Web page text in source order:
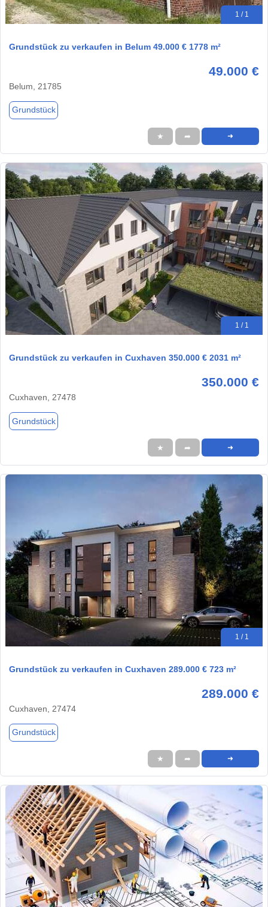
1 / 1
Grundstück zu verkaufen in Belum 49.000 € 1778 m²
49.000 €
Belum, 21785
Grundstück
★ ➦ ➜
1 / 1
Grundstück zu verkaufen in Cuxhaven 350.000 € 2031 m²
350.000 €
Cuxhaven, 27478
Grundstück
★ ➦ ➜
1 / 1
Grundstück zu verkaufen in Cuxhaven 289.000 € 723 m²
289.000 €
Cuxhaven, 27474
Grundstück
★ ➦ ➜